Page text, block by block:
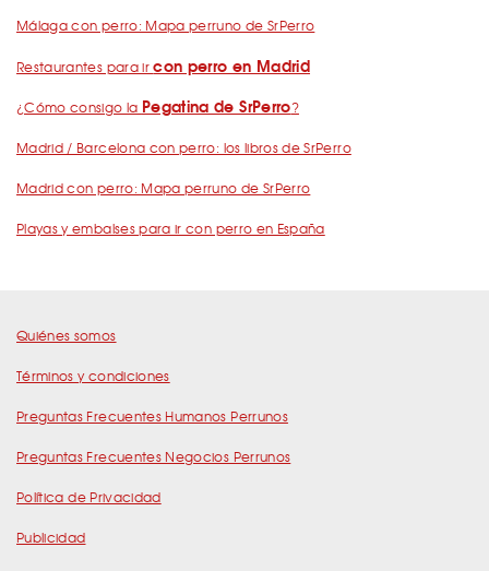
Málaga con perro: Mapa perruno de SrPerro
Restaurantes para ircon perro en Madrid
¿Cómo consigo la Pegatina de SrPerro?
Madrid / Barcelona con perro: los libros de SrPerro
Madrid con perro: Mapa perruno de SrPerro
Playas y embalses para ir con perro en España
Quiénes somos
Términos y condiciones
Preguntas Frecuentes Humanos Perrunos
Preguntas Frecuentes Negocios Perrunos
Política de Privacidad
Publicidad